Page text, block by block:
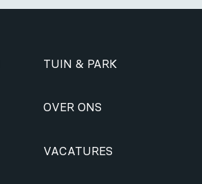
TUIN & PARK
OVER ONS
VACATURES